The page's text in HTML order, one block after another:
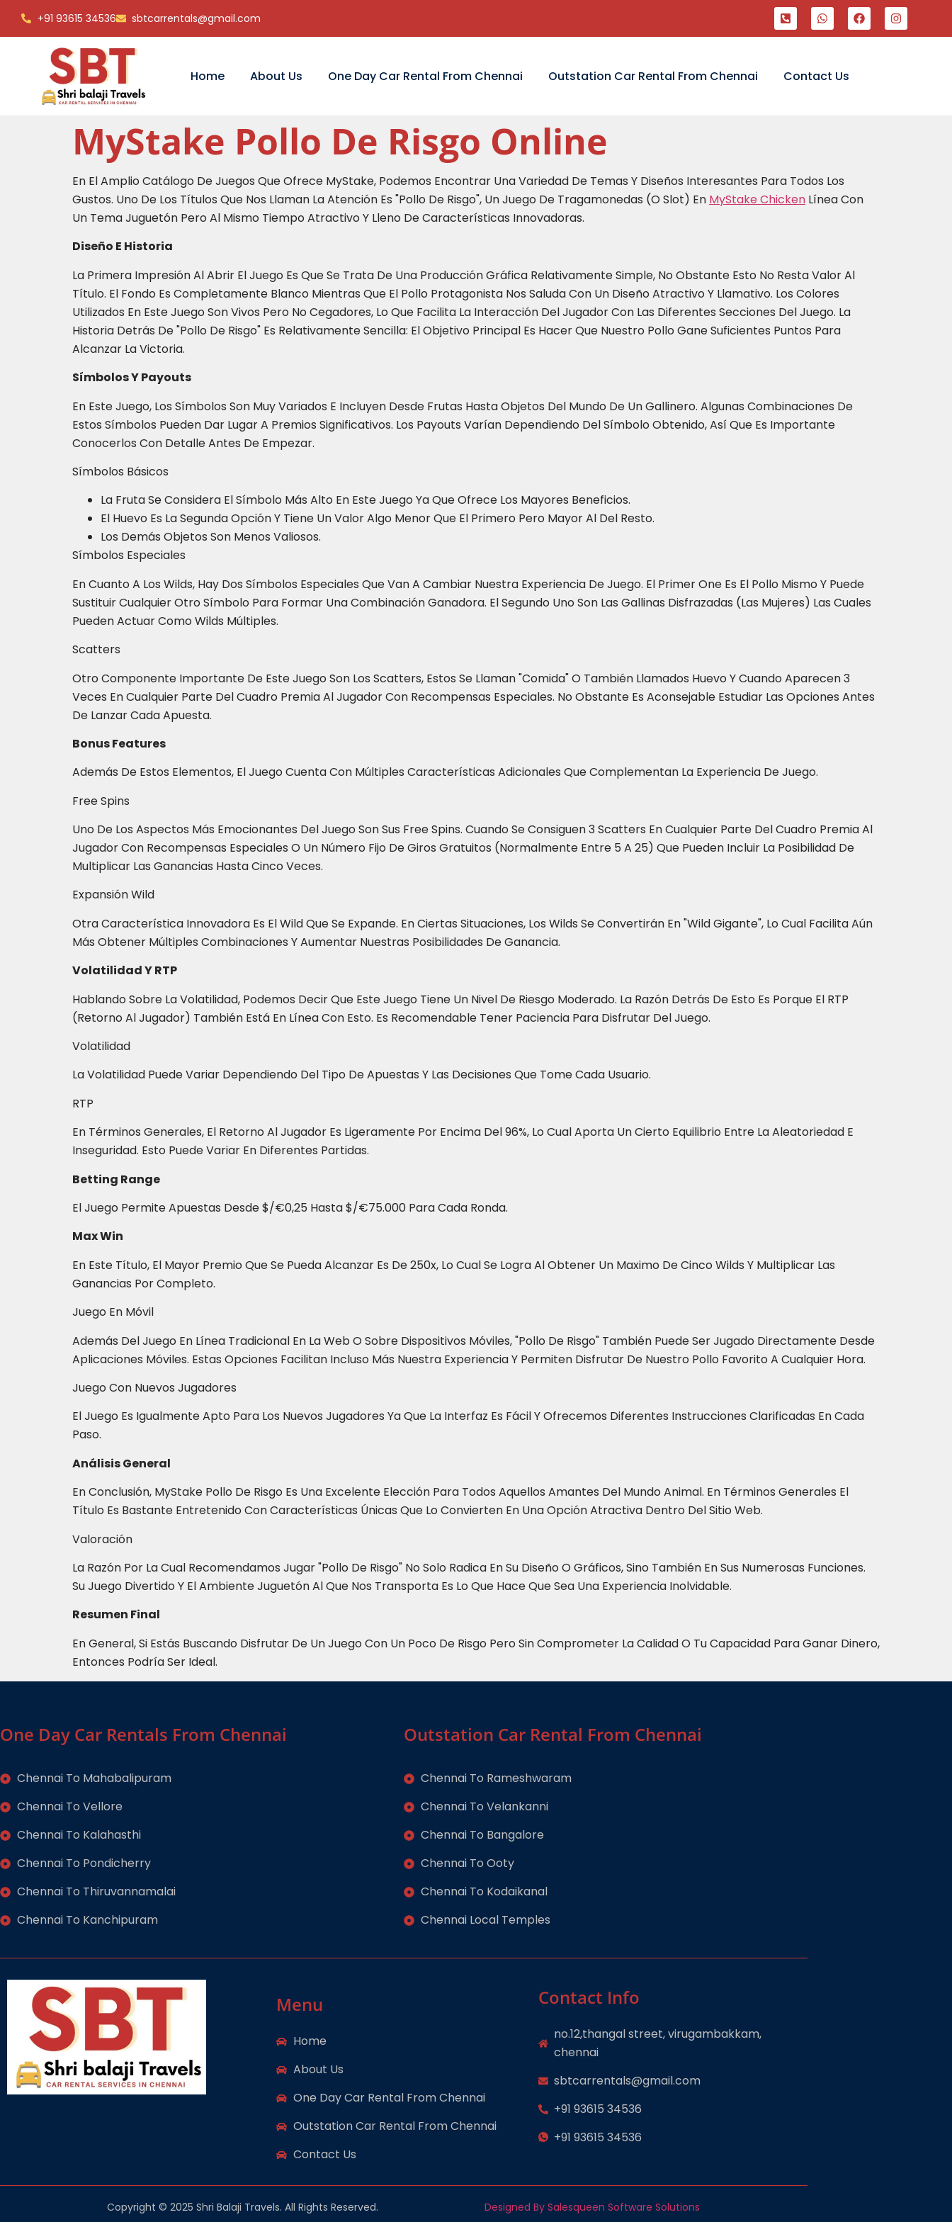
+91 93615 34536 sbtcarrentals@gmail.com
Home About Us One Day Car Rental From Chennai Outstation Car Rental From Chennai Contact Us
MyStake Pollo De Risgo Online
En El Amplio Catálogo De Juegos Que Ofrece MyStake, Podemos Encontrar Una Variedad De Temas Y Diseños Interesantes Para Todos Los
Gustos. Uno De Los Títulos Que Nos Llaman La Atención Es "Pollo De Risgo", Un Juego De Tragamonedas (o Slot) En MyStake Chicken Línea Con
Un Tema Juguetón Pero Al Mismo Tiempo Atractivo Y Lleno De Características Innovadoras.
Diseño E Historia
La Primera Impresión Al Abrir El Juego Es Que Se Trata De Una Producción Gráfica Relativamente Simple, No Obstante Esto No Resta Valor Al
Título. El Fondo Es Completamente Blanco Mientras Que El Pollo Protagonista Nos Saluda Con Un Diseño Atractivo Y Llamativo. Los Colores
Utilizados En Este Juego Son Vivos Pero No Cegadores, Lo Que Facilita La Interacción Del Jugador Con Las Diferentes Secciones Del Juego. La
Historia Detrás De "Pollo De Risgo" Es Relativamente Sencilla: El Objetivo Principal Es Hacer Que Nuestro Pollo Gane Suficientes Puntos Para
Alcanzar La Victoria.
Símbolos Y Payouts
En Este Juego, Los Símbolos Son Muy Variados E Incluyen Desde Frutas Hasta Objetos Del Mundo De Un Gallinero. Algunas Combinaciones De
Estos Símbolos Pueden Dar Lugar A Premios Significativos. Los Payouts Varían Dependiendo Del Símbolo Obtenido, Así Que Es Importante
Conocerlos Con Detalle Antes De Empezar.
Símbolos Básicos
La Fruta Se Considera El Símbolo Más Alto En Este Juego Ya Que Ofrece Los Mayores Beneficios.
El Huevo Es La Segunda Opción Y Tiene Un Valor Algo Menor Que El Primero Pero Mayor Al Del Resto.
Los Demás Objetos Son Menos Valiosos.
Símbolos Especiales
En Cuanto A Los Wilds, Hay Dos Símbolos Especiales Que Van A Cambiar Nuestra Experiencia De Juego. El Primer One Es El Pollo Mismo Y Puede
Sustituir Cualquier Otro Símbolo Para Formar Una Combinación Ganadora. El Segundo Uno Son Las Gallinas Disfrazadas (las Mujeres) Las Cuales
Pueden Actuar Como Wilds Múltiples.
Scatters
Otro Componente Importante De Este Juego Son Los Scatters, Estos Se Llaman "comida" O También Llamados Huevo Y Cuando Aparecen 3
Veces En Cualquier Parte Del Cuadro Premia Al Jugador Con Recompensas Especiales. No Obstante Es Aconsejable Estudiar Las Opciones Antes
De Lanzar Cada Apuesta.
Bonus Features
Además De Estos Elementos, El Juego Cuenta Con Múltiples Características Adicionales Que Complementan La Experiencia De Juego.
Free Spins
Uno De Los Aspectos Más Emocionantes Del Juego Son Sus Free Spins. Cuando Se Consiguen 3 Scatters En Cualquier Parte Del Cuadro Premia Al
Jugador Con Recompensas Especiales O Un Número Fijo De Giros Gratuitos (normalmente Entre 5 A 25) Que Pueden Incluir La Posibilidad De
Multiplicar Las Ganancias Hasta Cinco Veces.
Expansión Wild
Otra Característica Innovadora Es El Wild Que Se Expande. En Ciertas Situaciones, Los Wilds Se Convertirán En "Wild Gigante", Lo Cual Facilita Aún
Más Obtener Múltiples Combinaciones Y Aumentar Nuestras Posibilidades De Ganancia.
Volatilidad Y RTP
Hablando Sobre La Volatilidad, Podemos Decir Que Este Juego Tiene Un Nivel De Riesgo Moderado. La Razón Detrás De Esto Es Porque El RTP
(Retorno Al Jugador) También Está En Línea Con Esto. Es Recomendable Tener Paciencia Para Disfrutar Del Juego.
Volatilidad
La Volatilidad Puede Variar Dependiendo Del Tipo De Apuestas Y Las Decisiones Que Tome Cada Usuario.
RTP
En Términos Generales, El Retorno Al Jugador Es Ligeramente Por Encima Del 96%, Lo Cual Aporta Un Cierto Equilibrio Entre La Aleatoriedad E
Inseguridad. Esto Puede Variar En Diferentes Partidas.
Betting Range
El Juego Permite Apuestas Desde $/€0,25 Hasta $/€75.000 Para Cada Ronda.
Max Win
En Este Título, El Mayor Premio Que Se Pueda Alcanzar Es De 250x, Lo Cual Se Logra Al Obtener Un Maximo De Cinco Wilds Y Multiplicar Las
Ganancias Por Completo.
Juego En Móvil
Además Del Juego En Línea Tradicional En La Web O Sobre Dispositivos Móviles, "Pollo De Risgo" También Puede Ser Jugado Directamente Desde
Aplicaciones Móviles. Estas Opciones Facilitan Incluso Más Nuestra Experiencia Y Permiten Disfrutar De Nuestro Pollo Favorito A Cualquier Hora.
Juego Con Nuevos Jugadores
El Juego Es Igualmente Apto Para Los Nuevos Jugadores Ya Que La Interfaz Es Fácil Y Ofrecemos Diferentes Instrucciones Clarificadas En Cada
Paso.
Análisis General
En Conclusión, MyStake Pollo De Risgo Es Una Excelente Elección Para Todos Aquellos Amantes Del Mundo Animal. En Términos Generales El
Título Es Bastante Entretenido Con Características Únicas Que Lo Convierten En Una Opción Atractiva Dentro Del Sitio Web.
Valoración
La Razón Por La Cual Recomendamos Jugar "Pollo De Risgo" No Solo Radica En Su Diseño O Gráficos, Sino También En Sus Numerosas Funciones.
Su Juego Divertido Y El Ambiente Juguetón Al Que Nos Transporta Es Lo Que Hace Que Sea Una Experiencia Inolvidable.
Resumen Final
En General, Si Estás Buscando Disfrutar De Un Juego Con Un Poco De Risgo Pero Sin Comprometer La Calidad O Tu Capacidad Para Ganar Dinero,
Entonces Podría Ser Ideal.
One Day Car Rentals From Chennai
Chennai To Mahabalipuram
Chennai To Vellore
Chennai To Kalahasthi
Chennai To Pondicherry
Chennai To Thiruvannamalai
Chennai To Kanchipuram
Outstation Car Rental From Chennai
Chennai To Rameshwaram
Chennai To Velankanni
Chennai To Bangalore
Chennai To Ooty
Chennai To Kodaikanal
Chennai Local Temples
Menu
Home
About Us
One Day Car Rental From Chennai
Outstation Car Rental From Chennai
Contact Us
Contact Info
no.12,thangal street, virugambakkam,
chennai
sbtcarrentals@gmail.com
+91 93615 34536
+91 93615 34536
Copyright © 2025 Shri Balaji Travels. All Rights Reserved. Designed By Salesqueen Software Solutions